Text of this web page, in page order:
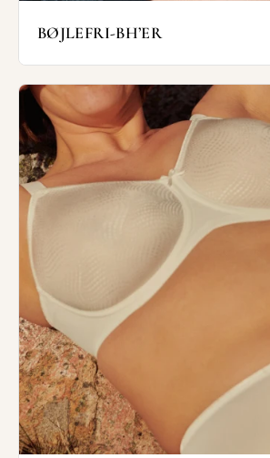
BØJLEFRI-BH’ER
selvsagt bh'er derer lavet
uden bøjle er særlig
helster fri for traditionelle
Med bøjlefri bh'er hindrer man
ubehageligtrykken og sørger
behagelig bærekomfort hele
uden bøjle er denperfekte
I vores sortiment finder man
medog uden vatterede skåle.
Wunderwear finder du blandt
bh'erfra Triumph, Sloggi og
Vores bøjlefri bh'er har bløde
gørdem diskret og ideel under
eller tætsiddende tøj.
SHOP BØJLEFRI & COMFORT